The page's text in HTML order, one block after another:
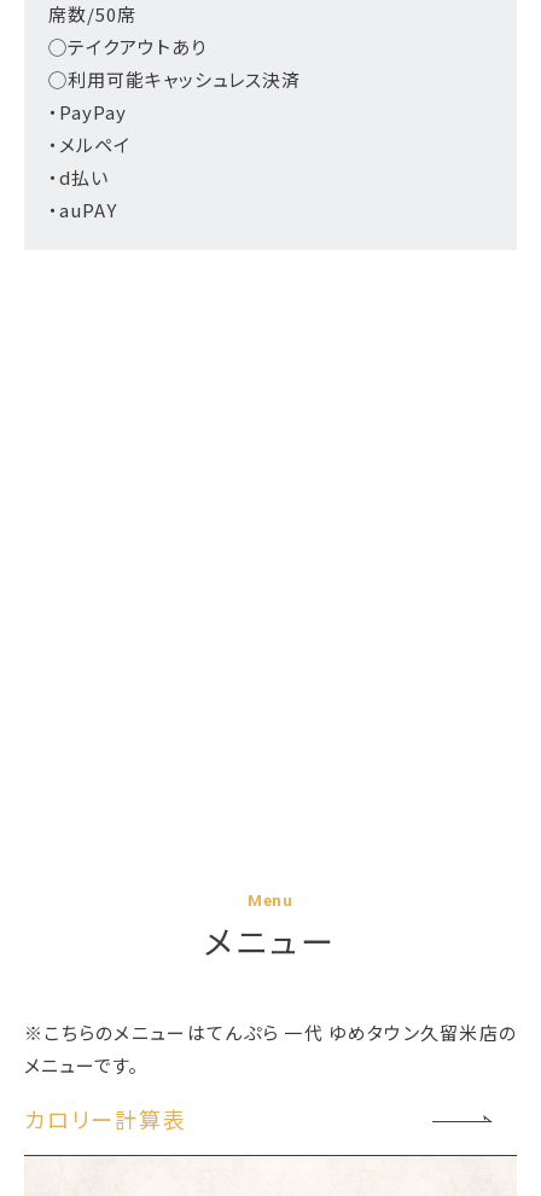
席数/50席
◯テイクアウトあり
◯利用可能キャッシュレス決済
・PayPay
・メルペイ
・d払い
・auPAY
Menu
メニュー
※こちらのメニューはてんぷら 一代 ゆめタウン久留米店の
メニューです。
カロリー計算表